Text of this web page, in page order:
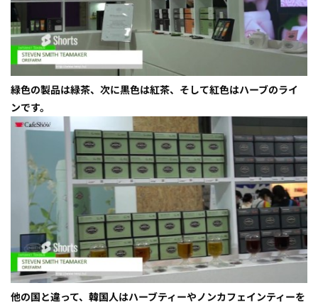
緑色の製品は緑茶、次に黒色は紅茶、そして紅色はハーブのライ
ンです。
他の国と違って、韓国人はハーブティーやノンカフェインティーを